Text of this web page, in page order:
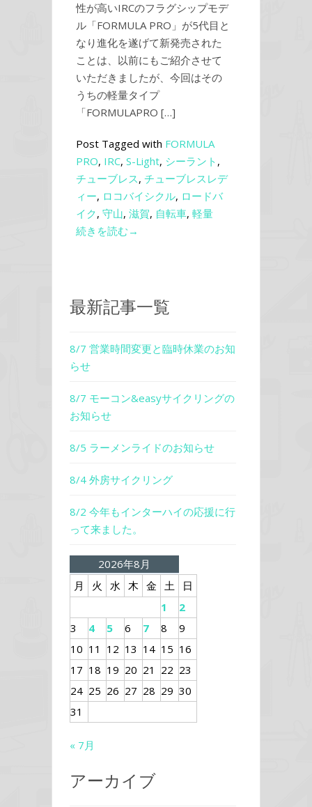
性が高いIRCのフラグシップモデ
ル「FORMULA PRO」が5代目と
なり進化を遂げて新発売された
ことは、以前にもご紹介させて
いただきましたが、今回はその
うちの軽量タイプ
「FORMULAPRO […]
Post Tagged with FORMULA
PRO, IRC, S-Light, シーラント ,
チューブレス, チューブレスレデ
ィー, ロコバイシクル, ロードバ
イク, 守山, 滋賀, 自転車, 軽量
続きを読む→
最新記事一覧
8/7 営業時間変更と臨時休業のお知
らせ
8/7 モーコン&easyサイクリングの
お知らせ
8/5 ラーメンライドのお知らせ
8/4 外房サイクリング
8/2 今年もインターハイの応援に行
って来ました。
2026年8月
月
火 水 木 金 土
日
1
2
3
4 5 6 7 8
9
10 11 12 13 14 15 16
17 18 19 20 21 22 23
24 25 26 27 28 29 30
31
« 7月
アーカイブ